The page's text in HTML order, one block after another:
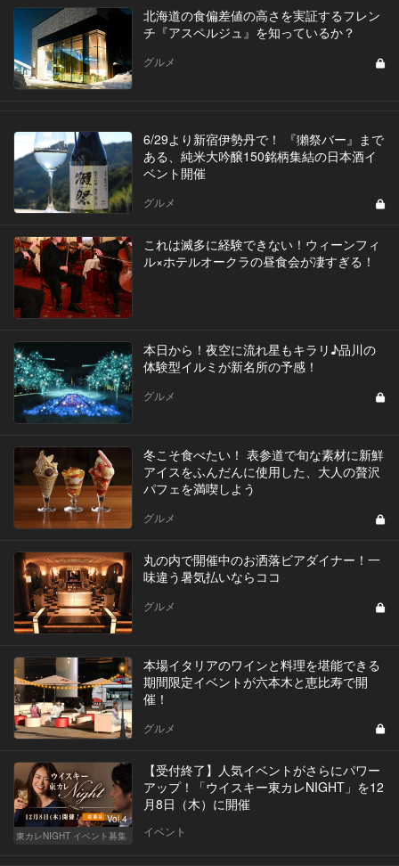
北海道の食偏差値の高さを実証するフレン
チ『アスペルジュ』を知っているか？
グルメ
6/29より新宿伊勢丹で！ 『獺祭バー』まで
ある、純米大吟醸150銘柄集結の日本酒イ
ベント開催
グルメ
これは滅多に経験できない！ウィーンフィ
ル×ホテルオークラの昼食会が凄すぎる！
本日から！夜空に流れ星もキラリ♪品川の
体験型イルミが新名所の予感！
グルメ
冬こそ食べたい！ 表参道で旬な素材に新鮮
アイスをふんだんに使用した、大人の贅沢
パフェを満喫しよう
グルメ
丸の内で開催中のお洒落ビアダイナー！一
味違う暑気払いならココ
グルメ
本場イタリアのワインと料理を堪能できる
期間限定イベントが六本木と恵比寿で開
催！
グルメ
Vol.4
東カレNIGHT イベント募集
【受付終了】人気イベントがさらにパワー
アップ！「ウイスキー東カレNIGHT」を12
月8日（木）に開催
イベント